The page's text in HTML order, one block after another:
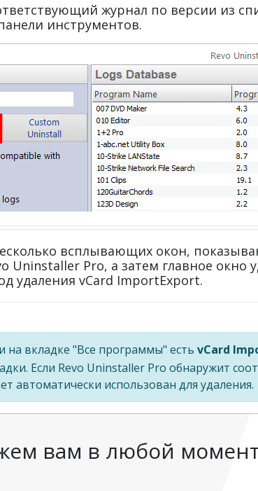
журнал по версии из
инструментов.
всплывающих окон,
Uninstaller Pro, а затем главное окно
удаления vCard ImportExport.
на вкладке "Все программы" есть vCard
Если Revo Uninstaller Pro обнаружит
автоматически использован для удаления.
вам в любой